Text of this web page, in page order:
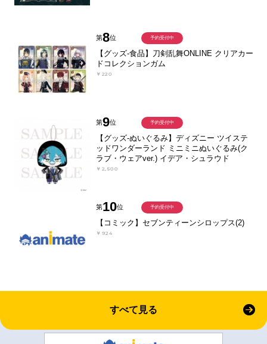
第8位
【グッズ-食品】刀剣乱舞ONLINE クリアカー
ドコレクションガム
￥220
予約受付中
第9位
【グッズ-ぬいぐるみ】ディズニー ツイステ
ッドワンダーランド ミニミニぬいぐるみ(ク
ラブ・ウェアver.) イデア・シュラウド
￥2,500
予約受付中
第10位
【コミック】セブンティーンシロップス(2)
￥924
予約受付中
すべて見る